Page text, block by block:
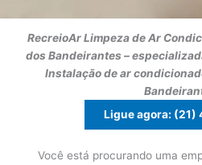
RecreioArLimpeza de Ar
dos Bandeirantes –
Instalação de ar
Ligue agora: (21)
Você está procurando uma